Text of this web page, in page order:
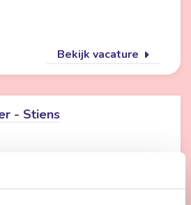
Bekijk vacature
- Stiens
Onbepaalde tijd